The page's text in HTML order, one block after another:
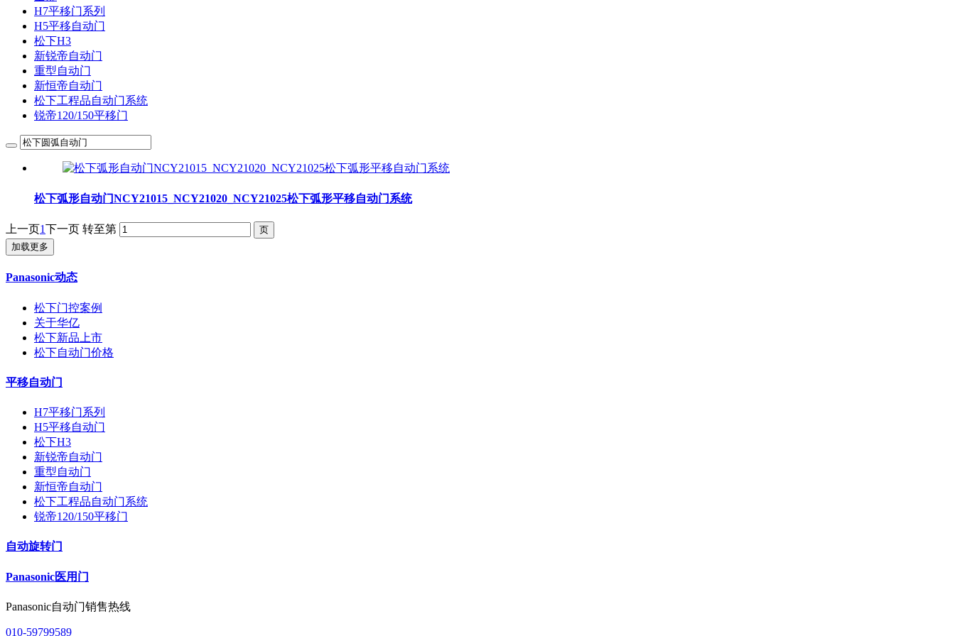
H7平移门系列
H5平移自动门
松下H3
新锐帝自动门
重型自动门
新恒帝自动门
松下工程品自动门系统
锐帝120/150平移门
松下弧形自动门NCY21015_NCY21020_NCY21025松下弧形平移自动门系统
上一页1下一页 转至第
加载更多
Panasonic动态
松下门控案例
关于华亿
松下新品上市
松下自动门价格
平移自动门
H7平移门系列
H5平移自动门
松下H3
新锐帝自动门
重型自动门
新恒帝自动门
松下工程品自动门系统
锐帝120/150平移门
自动旋转门
Panasonic医用门
Panasonic自动门销售热线
010-59799589